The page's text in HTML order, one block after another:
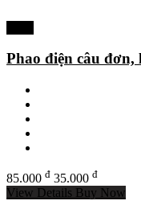
Phao điện câu đơn,
85.000 đ 35.000 đ
View Details Buy Now